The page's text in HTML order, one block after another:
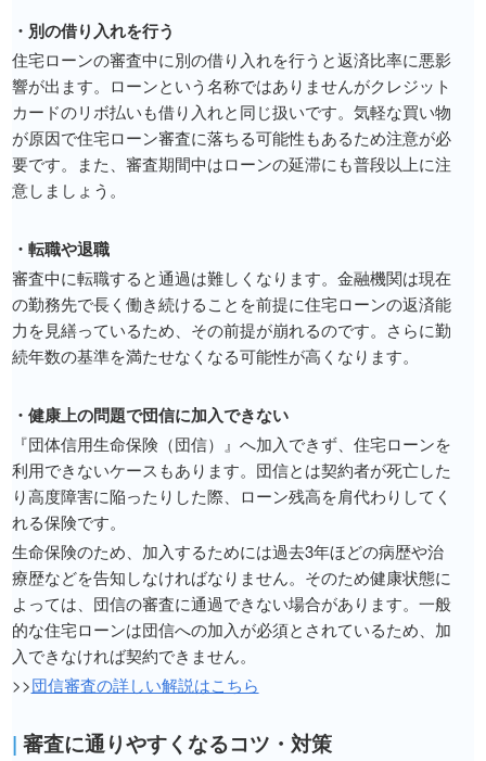
・別の借り入れを行う
住宅ローンの審査中に別の借り入れを行うと返済比率に悪影
響が出ます。ローンという名称ではありませんがクレジット
カードのリボ払いも借り入れと同じ扱いです。気軽な買い物
が原因で住宅ローン審査に落ちる可能性もあるため注意が必
要です。また、審査期間中はローンの延滞にも普段以上に注
意しましょう。
・転職や退職
審査中に転職すると通過は難しくなります。金融機関は現在
の勤務先で長く働き続けることを前提に住宅ローンの返済能
力を見繕っているため、その前提が崩れるのです。さらに勤
続年数の基準を満たせなくなる可能性が高くなります。
・健康上の問題で団信に加入できない
『団体信用生命保険（団信）』へ加入できず、住宅ローンを
利用できないケースもあります。団信とは契約者が死亡した
り高度障害に陥ったりした際、ローン残高を肩代わりしてく
れる保険です。
生命保険のため、加入するためには過去3年ほどの病歴や治
療歴などを告知しなければなりません。そのため健康状態に
よっては、団信の審査に通過できない場合があります。一般
的な住宅ローンは団信への加入が必須とされているため、加
入できなければ契約できません。
>>団信審査の詳しい解説はこちら
| 審査に通りやすくなるコツ・対策